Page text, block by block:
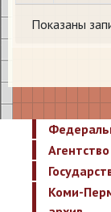
Показаны
Коми-